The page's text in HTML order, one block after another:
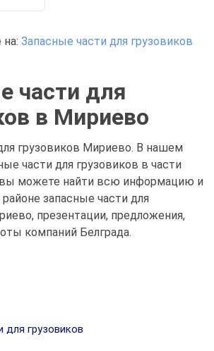
Запасные части для грузовиков
части для
в Мириево
грузовиков Мириево. В нашем
части для грузовиков в части
можете найти всю информацию и
запасные части для
презентации, предложения,
компаний Белграда.
для грузовиков